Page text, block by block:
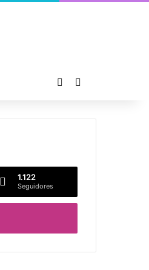
Publicación al azar
1.122
Seguidores